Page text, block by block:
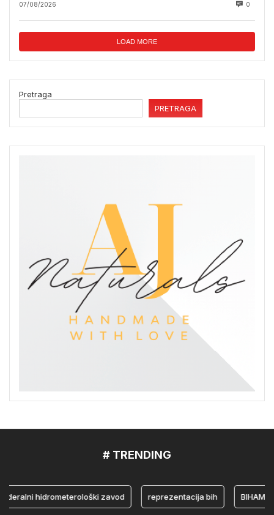
07/08/2026 0
LOAD MORE
Pretraga
PRETRAGA
# TRENDING
hidrometerološki zavod reprezentacija bih BIHAMK